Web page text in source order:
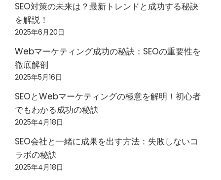
SEO対策の未来は？最新トレンドと成功する秘訣
を解説！
2025年6月20日
Webマーケティング成功の秘訣：SEOの重要性を
徹底解剖
2025年5月16日
SEOとWebマーケティングの極意を解明！初心者
でもわかる成功の秘訣
2025年4月18日
SEO会社と一緒に成果を出す方法：失敗しないコ
ラボの秘訣
2025年4月18日